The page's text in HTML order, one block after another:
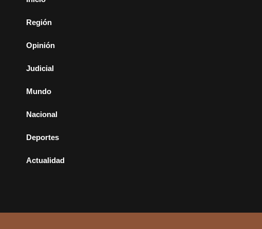
Región
Opinión
Judicial
Mundo
Nacional
Deportes
Actualidad